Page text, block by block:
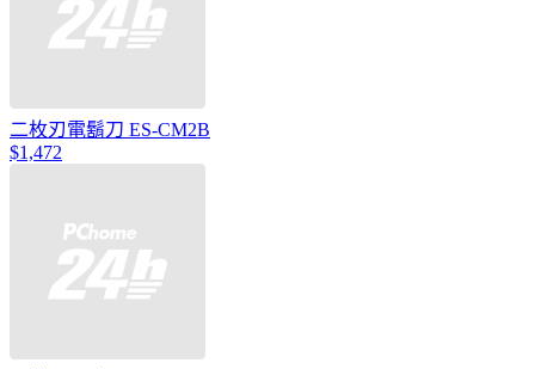
二枚刃電鬍刀 ES-CM2B
$1,472